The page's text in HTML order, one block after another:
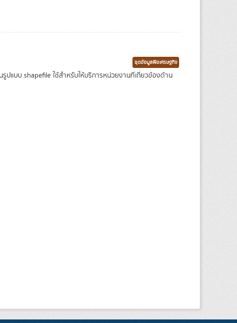
ชุดข้อมูลพืชเศรษฐกิจ
แบบ shapefile ใช้สำหรับให้บริการหน่วยงานที่เกี่ยวข้องด้าน